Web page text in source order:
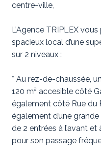
centre-ville,
L’Agence TRIPLEX
spacieux local d’une
sur 2 niveaux :
* Au rez-de-chaussée,
120 m² accesible côté
également côté Rue du
également d’une
de 2 entrées à l’avant et
pour son passage